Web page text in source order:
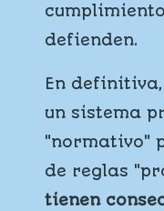
defienden.
En
un sistema
"normativo"
de reglas
tienen